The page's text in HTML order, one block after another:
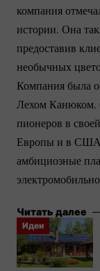
компания
истории. Она
предоставив
необычных
Компания была
Лехом Канюком.
пионеров в
Европы и в США.
амбициозные
Читать далее
Идеи